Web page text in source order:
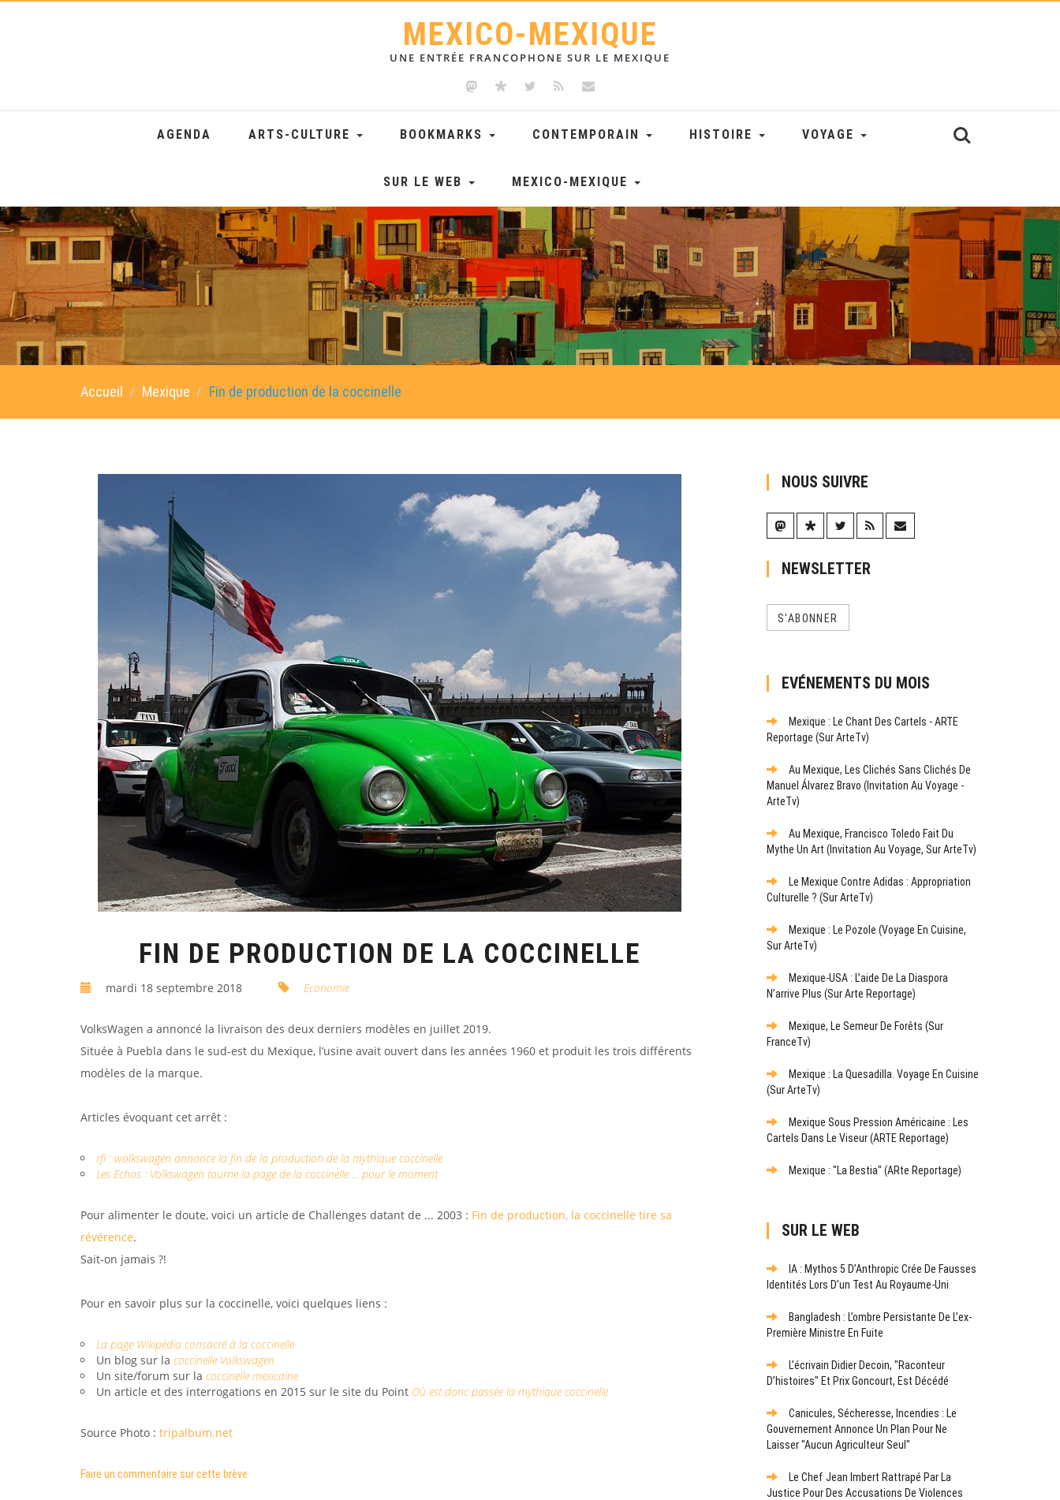
MEXICO-MEXIQUE
UNE ENTRÉE FRANCOPHONE SUR LE MEXIQUE
AGENDA ARTS-CULTURE BOOKMARKS CONTEMPORAIN HISTOIRE VOYAGE
SUR LE WEB MEXICO-MEXIQUE
Accueil Mexique Fin de production de la coccinelle
FIN DE PRODUCTION DE LA COCCINELLE
mardi 18 septembre 2018 Economie
VolksWagen a annoncé la livraison des deux derniers modèles en juillet 2019.
Située à Puebla dans le sud-est du Mexique, l’usine avait ouvert dans les années 1960 et produit les trois différents
modèles de la marque.
Articles évoquant cet arrêt :
rfi : wolkswagen annonce la fin de la production de la mythique coccinelle
Les Echos : Volkswagen tourne la page de la coccinelle ... pour le moment
Pour alimenter le doute, voici un article de Challenges datant de ... 2003 : Fin de production, la coccinelle tire sa
révérence.
Sait-on jamais ?!
Pour en savoir plus sur la coccinelle, voici quelques liens :
La page Wikipédia consacré à la coccinelle
Un blog sur la coccinelle Volkswagen
Un site/forum sur la coccinelle mexicaine
Un article et des interrogations en 2015 sur le site du Point Où est donc passée la mythique coccinelle
Source Photo : tripalbum.net
Faire un commentaire sur cette brève
NOUS SUIVRE
NEWSLETTER
S'ABONNER
EVÉNEMENTS DU MOIS
Mexique : Le Chant Des Cartels - ARTE
Reportage (sur ArteTv)
Au Mexique, Les Clichés Sans Clichés De
Manuel Álvarez Bravo (Invitation Au Voyage -
ArteTv)
Au Mexique, Francisco Toledo Fait Du
Mythe Un Art (Invitation Au Voyage, Sur ArteTv)
Le Mexique Contre Adidas : Appropriation
Culturelle ? (sur ArteTv)
Mexique : Le Pozole (Voyage En Cuisine,
Sur ArteTv)
Mexique-USA : L’aide De La Diaspora
N’arrive Plus (sur Arte Reportage)
Mexique, Le Semeur De Forêts (sur
FranceTv)
Mexique : La Quesadilla. Voyage En Cuisine
(sur ArteTv)
Mexique Sous Pression Américaine : Les
Cartels Dans Le Viseur (ARTE Reportage)
Mexique : "La Bestia" (ARte Reportage)
SUR LE WEB
IA : Mythos 5 D’Anthropic Crée De Fausses
Identités Lors D’un Test Au Royaume-Uni
Bangladesh : L’ombre Persistante De L’ex-
Première Ministre En Fuite
L’écrivain Didier Decoin, "raconteur
D’histoires" Et Prix Goncourt, Est Décédé
Canicules, Sécheresse, Incendies : Le
Gouvernement Annonce Un Plan Pour Ne
Laisser "aucun Agriculteur Seul"
Le Chef Jean Imbert Rattrapé Par La
Justice Pour Des Accusations De Violences